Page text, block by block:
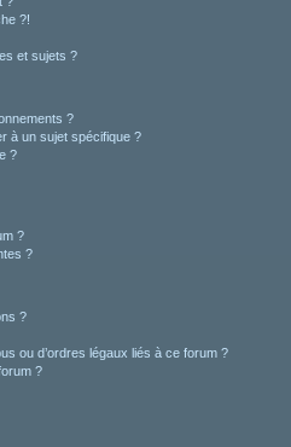
?!
et sujets ?
?
à un sujet spécifique ?
?
?
?
?
ou d’ordres légaux liés à ce forum ?
?